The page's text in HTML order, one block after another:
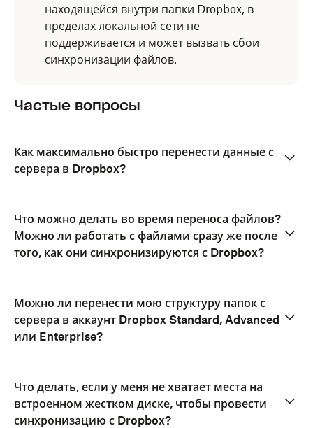
находящейся внутри папки Dropbox, в
пределах локальной сети не
поддерживается и может вызвать сбои
синхронизации файлов.
Частые вопросы
Как максимально быстро перенести данные с
сервера в Dropbox?
Что можно делать во время переноса файлов?
Можно ли работать с файлами сразу же после
того, как они синхронизируются с Dropbox?
Можно ли перенести мою структуру папок с
сервера в аккаунт Dropbox Standard, Advanced
или Enterprise?
Что делать, если у меня не хватает места на
встроенном жестком диске, чтобы провести
синхронизацию с Dropbox?